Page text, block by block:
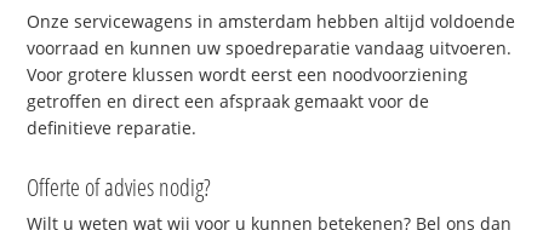
Onze servicewagens in amsterdam hebben altijd voldoende
voorraad en kunnen uw spoedreparatie vandaag uitvoeren.
Voor grotere klussen wordt eerst een noodvoorziening
getroffen en direct een afspraak gemaakt voor de
definitieve reparatie.
Offerte of advies nodig?
Wilt u weten wat wij voor u kunnen betekenen? Bel ons dan